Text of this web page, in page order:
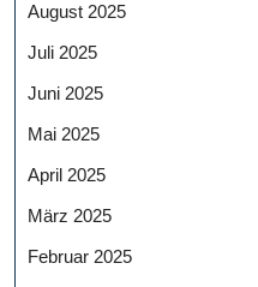
August 2025
Juli 2025
Juni 2025
Mai 2025
April 2025
März 2025
Februar 2025